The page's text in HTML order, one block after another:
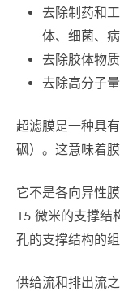
去除制药和
体、细菌、
去除胶体物
去除高分子量
超滤膜是一种具
砜）。这意味着
它不是各向异性
15 微米的支撑结
孔的支撑结构的
供给流和排出流